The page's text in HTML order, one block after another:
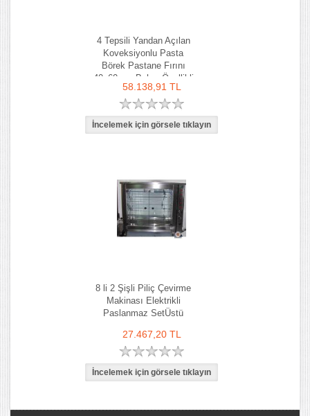
4 Tepsili Yandan Açılan
Koveksiyonlu Pasta
Börek Pastane Fırını
40x60 cm Buhar Özellikli
58.138,91 TL
8 li 2 Şişli Piliç Çevirme
Makinası Elektrikli
Paslanmaz SetÜstü
27.467,20 TL